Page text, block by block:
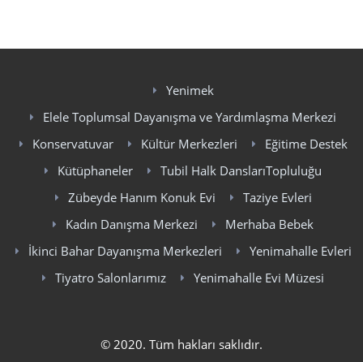
Yenimek
Elele Toplumsal Dayanışma ve Yardımlaşma Merkezi
Konservatuvar
Kültür Merkezleri
Eğitime Destek
Kütüphaneler
Tubil Halk DanslarıTopluluğu
Zübeyde Hanım Konuk Evi
Taziye Evleri
Kadın Danışma Merkezi
Merhaba Bebek
İkinci Bahar Dayanışma Merkezleri
Yenimahalle Evleri
Tiyatro Salonlarımız
Yenimahalle Evi Müzesi
© 2020. Tüm hakları saklıdır.